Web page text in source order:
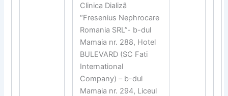
Clinica Dializã
“Fresenius Nephrocare
Romania SRL”- b-dul
Mamaia nr. 288, Hotel
BULEVARD (SC Fati
International
Company) – b-dul
Mamaia nr. 294, Liceul